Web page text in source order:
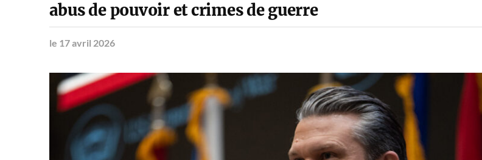
abus de pouvoir et crimes de guerre
le 17 avril 2026